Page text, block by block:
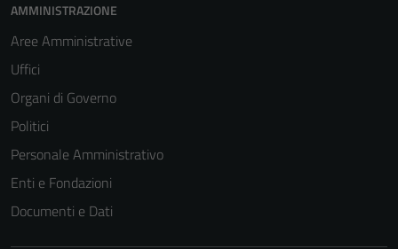
AMMINISTRAZIONE
Aree Amministrative
Uffici
Organi di Governo
Politici
Personale Amministrativo
Enti e Fondazioni
Documenti e Dati